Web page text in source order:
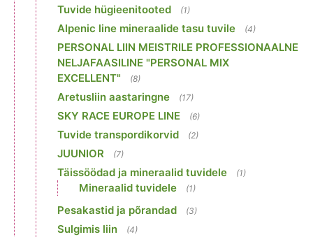
Tuvide hügieenitooted (1)
Alpenic line mineraalide tasu tuvile (4)
PERSONAL LIIN MEISTRILE PROFESSIONAALNE
NELJAFAASILINE "PERSONAL MIX
EXCELLENT"
(8)
Aretusliin aastaringne (17)
SKY RACE EUROPE LINE (6)
Tuvide transpordikorvid (2)
JUUNIOR (7)
Täissöödad ja mineraalid tuvidele (1)
Mineraalid tuvidele (1)
Pesakastid ja põrandad (3)
Sulgimis liin (4)